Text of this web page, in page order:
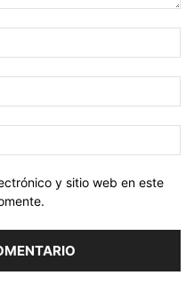
y sitio web en este